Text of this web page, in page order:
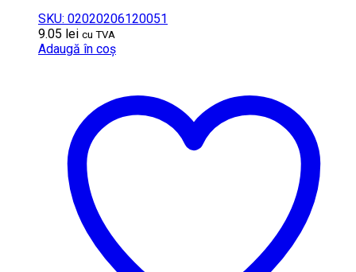
SKU: 02020206120051
9.05 lei cu TVA
Adaugă în coș